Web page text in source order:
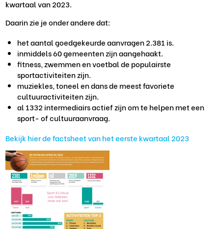
kwartaal van 2023.
Daarin zie je onder andere dat:
het aantal goedgekeurde aanvragen 2.381 is.
inmiddels 60 gemeenten zijn aangehaakt.
fitness, zwemmen en voetbal de populairste
sportactiviteiten zijn.
muziekles, toneel en dans de meest favoriete
cultuuractiviteiten zijn.
al 1332 intermediairs actief zijn om te helpen met een
sport- of cultuuraanvraag.
Bekijk hier de factsheet van het eerste kwartaal 2023